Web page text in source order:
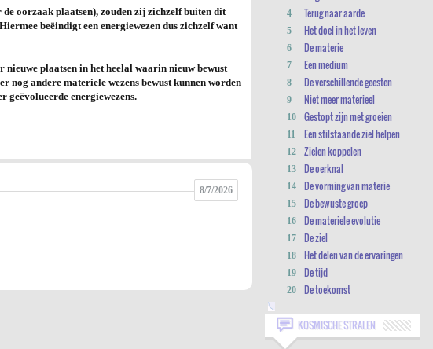
oorzaak plaatsen), zouden zij zichzelf buiten dit
beëindigt een energiewezen dus zichzelf want
nieuwe plaatsen in het heelal waarin nieuw bewust
nog andere materiele wezens bewust kunnen worden
geëvolueerde energiewezens.
8/7/2026
4 Terug naar aarde
5 Het doel in het leven
6 De materie
7 Een medium
8 De verschillende geesten
9 Niet meer materieel
10 Gestopt zijn met groeien
11 Een stilstaande ziel helpen
12 Zielen koppelen
13 De oerknal
14 De vorming van materie
15 De bewuste groep
16 De materiele evolutie
17 De ziel
18 Het delen van de ervaringen
19 De tijd
20 De toekomst
KOSMISCHE STRALEN